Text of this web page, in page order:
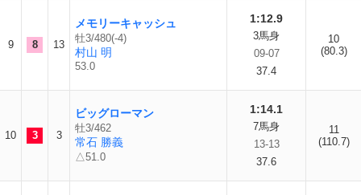
9 8 13
メモリーキャッシュ
牡3/480(-4)
村山 明
53.0
1:12.9
3馬身
09-07
37.4
10
(80.3)
10 3 3
ビッグローマン
牡3/462
常石 勝義
△51.0
1:14.1
7馬身
13-13
37.6
11
(110.7)